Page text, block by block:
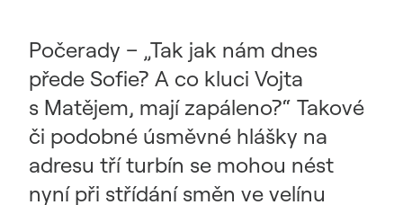
Počerady – „Tak jak nám dnes
přede Sofie? A co kluci Vojta
s Matějem, mají zapáleno?“ Takové
či podobné úsměvné hlášky na
adresu tří turbín se mohou nést
nyní při střídání směn ve velínu